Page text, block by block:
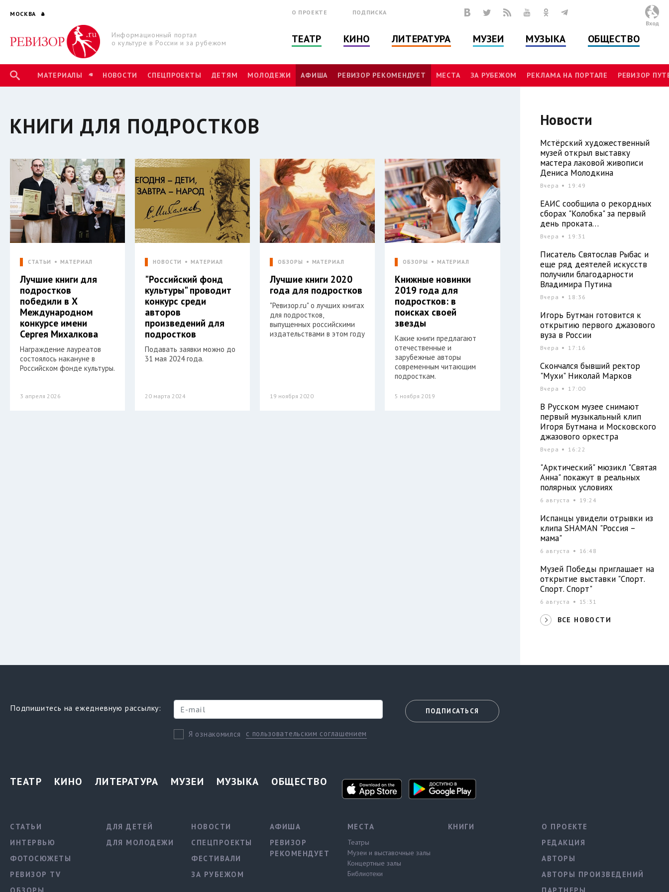
МОСКВА
Информационный портал
о культуре в России и за рубежом
О ПРОЕКТЕ ПОДПИСКА
ТЕАТР КИНО ЛИТЕРАТУРА МУЗЕИ МУЗЫКА ОБЩЕСТВО
Вход
МАТЕРИАЛЫ НОВОСТИ СПЕЦПРОЕКТЫ ДЕТЯМ МОЛОДЕЖИ АФИША РЕВИЗОР РЕКОМЕНДУЕТ МЕСТА ЗА РУБЕЖОМ РЕКЛАМА НА ПОРТАЛЕ РЕВИЗОР
КНИГИ ДЛЯ ПОДРОСТКОВ
СТАТЬИ МАТЕРИАЛ
Лучшие книги для
подростков
победили в X
Международном
конкурсе имени
Сергея Михалкова
Награждение лауреатов
состоялось накануне в
Российском фонде культуры.
3 апреля 2026
НОВОСТИ МАТЕРИАЛ
"Российский фонд
культуры" проводит
конкурс среди
авторов
произведений для
подростков
Подавать заявки можно до
31 мая 2024 года.
20 марта 2024
ОБЗОРЫ МАТЕРИАЛ
Лучшие книги 2020
года для подростков
"Ревизор.ru" о лучших книгах
для подростков,
выпущенных российскими
издательствами в этом году
19 ноября 2020
ОБЗОРЫ МАТЕРИАЛ
Книжные новинки
2019 года для
подростков: в
поисках своей
звезды
Какие книги предлагают
отечественные и
зарубежные авторы
современным читающим
подросткам.
5 ноября 2019
Новости
Мстёрский художественный
музей открыл выставку
мастера лаковой живописи
Дениса Молодкина
Вчера 19:49
ЕАИС сообщила о рекордных
сборах "Колобка" за первый
день проката…
Вчера 19:31
Писатель Святослав Рыбас и
еще ряд деятелей искусств
получили благодарности
Владимира Путина
Вчера 18:36
Игорь Бутман готовится к
открытию первого джазового
вуза в России
Вчера 17:16
Скончался бывший ректор
"Мухи" Николай Марков
Вчера 17:00
В Русском музее снимают
первый музыкальный клип
Игоря Бутмана и Московского
джазового оркестра
Вчера 16:22
"Арктический" мюзикл "Святая
Анна" покажут в реальных
полярных условиях
6 августа 19:24
Испанцы увидели отрывки из
клипа SHAMAN "Россия –
мама"
6 августа 16:48
Музей Победы приглашает на
открытие выставки "Спорт.
Спорт. Спорт"
6 августа 15:31
ВСЕ НОВОСТИ
Подпишитесь на ежедневную рассылку:
Я ознакомился с пользовательским соглашением
ПОДПИСАТЬСЯ
ТЕАТР КИНО ЛИТЕРАТУРА МУЗЕИ МУЗЫКА ОБЩЕСТВО
СТАТЬИ
ИНТЕРВЬЮ
ФОТОСЮЖЕТЫ
РЕВИЗОР TV
ДЛЯ ДЕТЕЙ
ДЛЯ МОЛОДЕЖИ
НОВОСТИ
СПЕЦПРОЕКТЫ
ФЕСТИВАЛИ
ЗА РУБЕЖОМ
АФИША
РЕВИЗОР
РЕКОМЕНДУЕТ
МЕСТА
Театры
Музеи и выставочные залы
Концертные залы
Библиотеки
КНИГИ
О ПРОЕКТЕ
РЕДАКЦИЯ
АВТОРЫ
АВТОРЫ ПРОИЗВЕДЕНИЙ